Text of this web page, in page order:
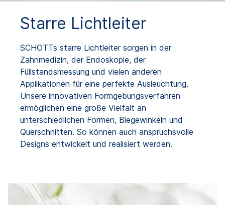
Starre Lichtleiter
SCHOTTs starre Lichtleiter sorgen in der
Zahnmedizin, der Endoskopie, der
Füllstandsmessung und vielen anderen
Applikationen für eine perfekte Ausleuchtung.
Unsere innovativen Formgebungsverfahren
ermöglichen eine große Vielfalt an
unterschiedlichen Formen, Biegewinkeln und
Querschnitten. So können auch anspruchsvolle
Designs entwickelt und realisiert werden.